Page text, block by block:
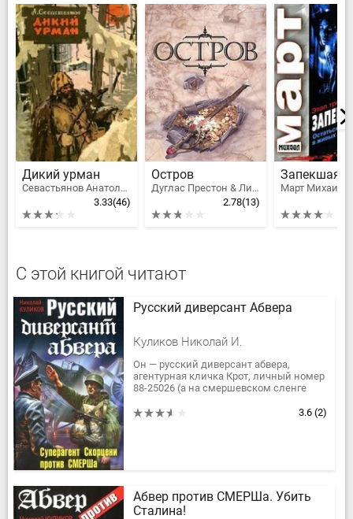
Дикий урман
Севастьянов Анатолий Александрович, А. Севастьянов
3.33(46)
Остров
Дуглас Престон & Линкольн Чайлд
2.78(13)
Март Михаил
С этой книгой читают
Русский диверсант Абвера
Куликов Николай И.
Он — русский диверсант абвера,
агентурная кличка Крот, личный номер
88-25026 (а на смершевском сленге
«паршами»). Сын расстрелянного...3.6 (2)
Абвер против СМЕРШа. Убить
Сталина!